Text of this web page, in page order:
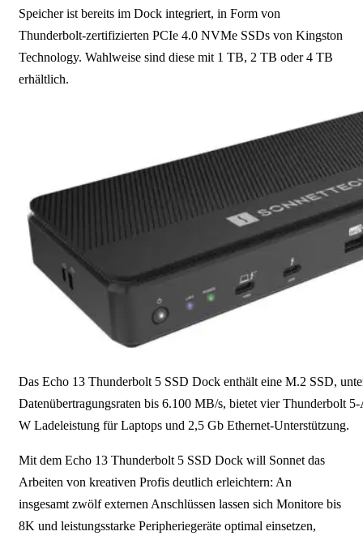
Speicher ist bereits im Dock integriert, in Form von
Thunderbolt-zertifizierten PCIe 4.0 NVMe SSDs von Kingston
Technology. Wahlweise sind diese mit 1 TB, 2 TB oder 4 TB
erhältlich.
Das Echo 13 Thunderbolt 5 SSD Dock enthält eine M.2 SSD,
Datenübertragungsraten bis 6.100 MB/s, bietet vier Thunderbolt
W Ladeleistung für Laptops und 2,5 Gb Ethernet-Unterstützung.
Mit dem Echo 13 Thunderbolt 5 SSD Dock will Sonnet das
Arbeiten von kreativen Profis deutlich erleichtern: An
insgesamt zwölf externen Anschlüssen lassen sich Monitore bis
8K und leistungsstarke Peripheriegeräte optimal einsetzen,